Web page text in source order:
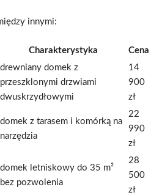
innymi:
Charakterystyka Cena
drewniany domek z
przeszklonymi drzwiami
dwuskrzydłowymi
14
900
zł
domek z tarasem i komórką na
narzędzia
22
990
zł
domek letniskowy do 35 m²
bez pozwolenia
28
500
zł